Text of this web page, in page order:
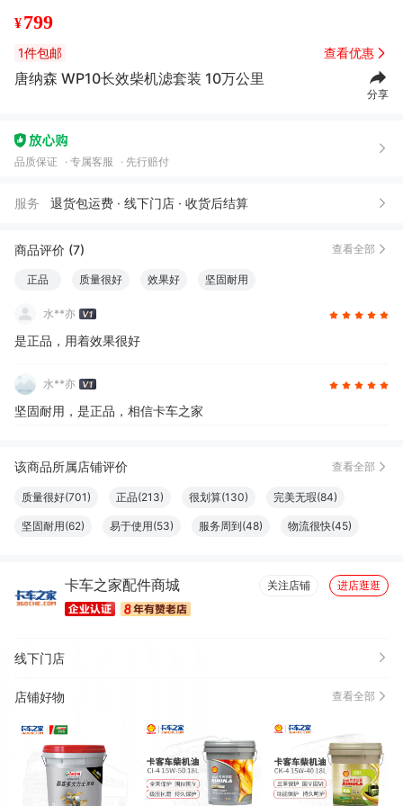
¥799
1件包邮 查看优惠
唐纳森 WP10长效柴机滤套装 10万公里
分享
品质保证 专属客服 先行赔付
服务 退货包运费 · 线下门店 · 收货后结算
商品评价 (7) 查看全部
正品 质量很好 效果好 坚固耐用
水**亦
是正品，用着效果很好
水**亦
坚固耐用，是正品，相信卡车之家
该商品所属店铺评价 查看全部
质量很好(701) 正品(213) 很划算(130) 完美无瑕(84)
坚固耐用(62) 易于使用(53) 服务周到(48) 物流很快(45)
包装很好(11) 方便实用(11) 清洁干净(11)
安装便捷(10) 外观好看(10)
卡车之家配件商城 关注店铺 进店逛逛
线下门店
店铺好物 查看全部